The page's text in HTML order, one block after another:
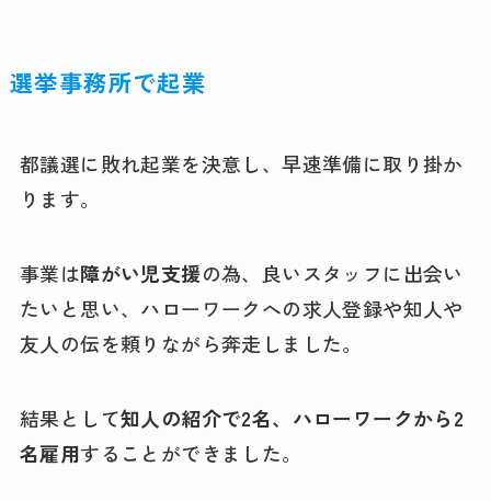
選挙事務所で起業
都議選に敗れ起業を決意し、早速準備に取り掛か
ります。
事業は障がい児支援の為、良いスタッフに出会い
たいと思い、ハローワークへの求人登録や知人や
友人の伝を頼りながら奔走しました。
結果として知人の紹介で2名、ハローワークから2
名雇用することができました。